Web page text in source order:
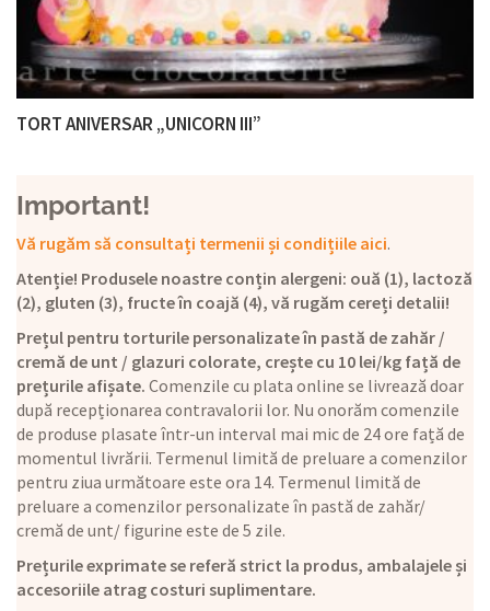
TORT ANIVERSAR „UNICORN III”
Important!
Vă rugăm să consultați termenii și condițiile aici.
Atenție! Produsele noastre conțin alergeni: ouă (1), lactoză
(2), gluten (3), fructe în coajă (4), vă rugăm cereți detalii!
Prețul pentru torturile personalizate în pastă de zahăr /
cremă de unt / glazuri colorate, crește cu 10 lei/kg față de
prețurile afișate. Comenzile cu plata online se livrează doar
după recepționarea contravalorii lor. Nu onorăm comenzile
de produse plasate într-un interval mai mic de 24 ore față de
momentul livrării. Termenul limită de preluare a comenzilor
pentru ziua următoare este ora 14. Termenul limită de
preluare a comenzilor personalizate în pastă de zahăr/
cremă de unt/ figurine este de 5 zile.
Prețurile exprimate se referă strict la produs, ambalajele și
accesoriile atrag costuri suplimentare.